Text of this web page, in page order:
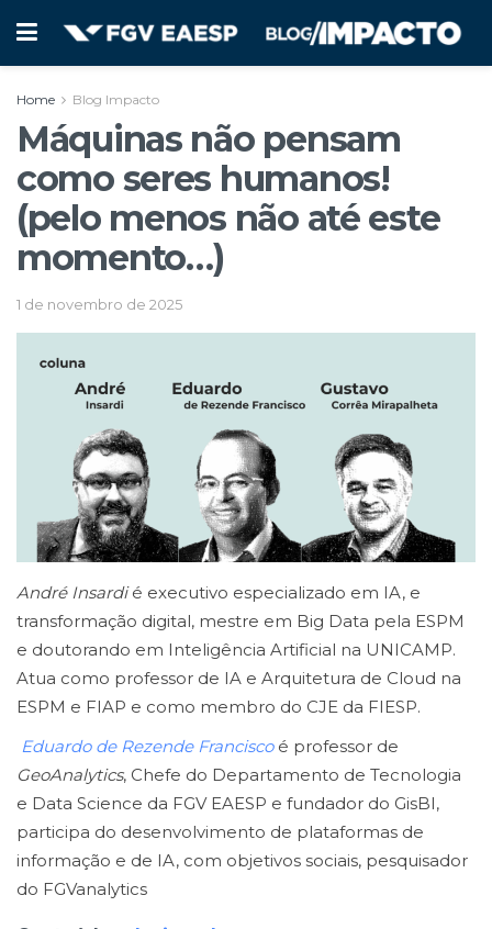
Home Blog Impacto
Máquinas não pensam
como seres humanos!
(pelo menos não até este
momento…)
1 de novembro de 2025
André Insardié executivo especializado em IA, e
transformação digital, mestre em Big Data pela ESPM
e doutorando em Inteligência Artificial na UNICAMP.
Atua como professor de IA e Arquitetura de Cloud na
ESPM e FIAP e como membro do CJE da FIESP.
Eduardo de Rezende Franciscoé professor de
GeoAnalytics, Chefe do Departamento de Tecnologia
e Data Science da FGV EAESP e fundador do GisBI,
participa do desenvolvimento de plataformas de
informação e de IA, com objetivos sociais, pesquisador
do FGVanalytics